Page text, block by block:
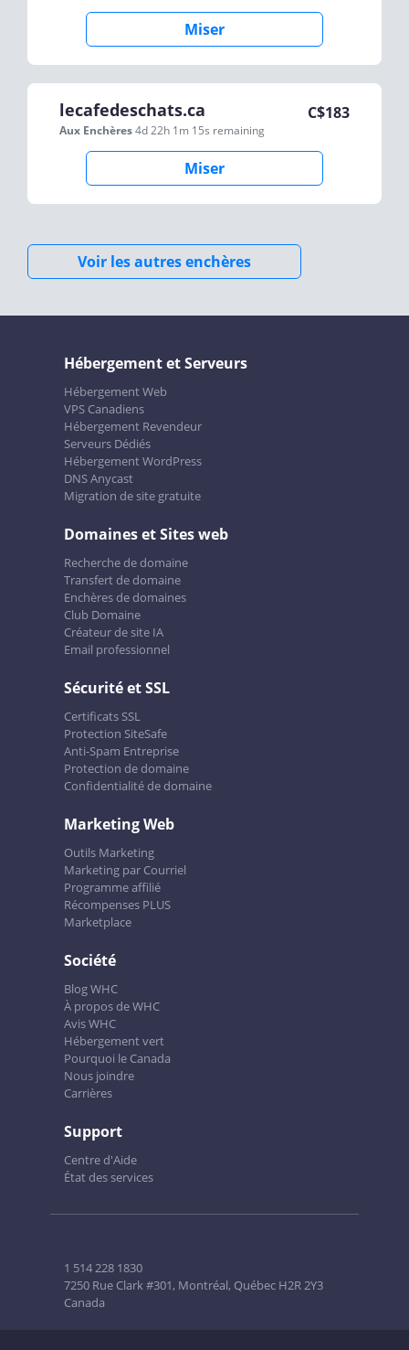
Miser
lecafedeschats.ca
Aux Enchères4d 22h 1m 15s remaining
C$183
Miser
Voir les autres enchères
Hébergement et Serveurs
Hébergement Web
VPS Canadiens
Hébergement Revendeur
Serveurs Dédiés
Hébergement WordPress
DNS Anycast
Migration de site gratuite
Domaines et Sites web
Recherche de domaine
Transfert de domaine
Enchères de domaines
Club Domaine
Créateur de site IA
Email professionnel
Sécurité et SSL
Certificats SSL
Protection SiteSafe
Anti-Spam Entreprise
Protection de domaine
Confidentialité de domaine
Marketing Web
Outils Marketing
Marketing par Courriel
Programme affilié
Récompenses PLUS
Marketplace
Société
Blog WHC
À propos de WHC
Avis WHC
Hébergement vert
Pourquoi le Canada
Nous joindre
Carrières
Support
Centre d'Aide
État des services
1 514 228 1830
7250 Rue Clark #301, Montréal, Québec H2R 2Y3
Canada